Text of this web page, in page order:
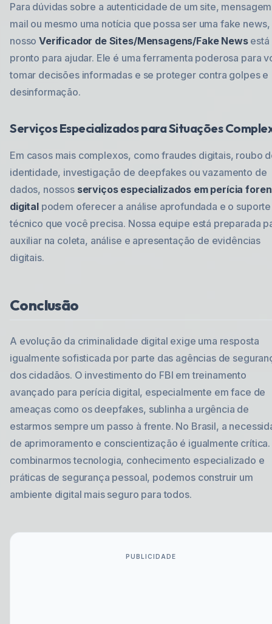
Para dúvidas sobre a autenticidade de um site,
mail ou mesmo uma notícia que possa ser uma fake news,
nossoVerificador de Sites/Mensagens/Fake Newsestá
pronto para ajudar. Ele é uma ferramenta poderosa para
tomar decisões informadas e se proteger contra golpes e
desinformação.
Serviços Especializados para Situações
Em casos mais complexos, como fraudes digitais, roubo
identidade, investigação de deepfakes ou vazamento de
dados, nossos serviços especializados em perícia
digitalpodem oferecer a análise aprofundada e o suporte
técnico que você precisa. Nossa equipe está preparada
auxiliar na coleta, análise e apresentação de evidências
digitais.
Conclusão
A evolução da criminalidade digital exige uma resposta
igualmente sofisticada por parte das agências de
dos cidadãos. O investimento do FBI em treinamento
avançado para perícia digital, especialmente em face de
ameaças como os deepfakes, sublinha a urgência de
estarmos sempre um passo à frente. No Brasil, a
de aprimoramento e conscientização é igualmente
combinarmos tecnologia, conhecimento especializado e
práticas de segurança pessoal, podemos construir um
ambiente digital mais seguro para todos.
PUBLICIDADE